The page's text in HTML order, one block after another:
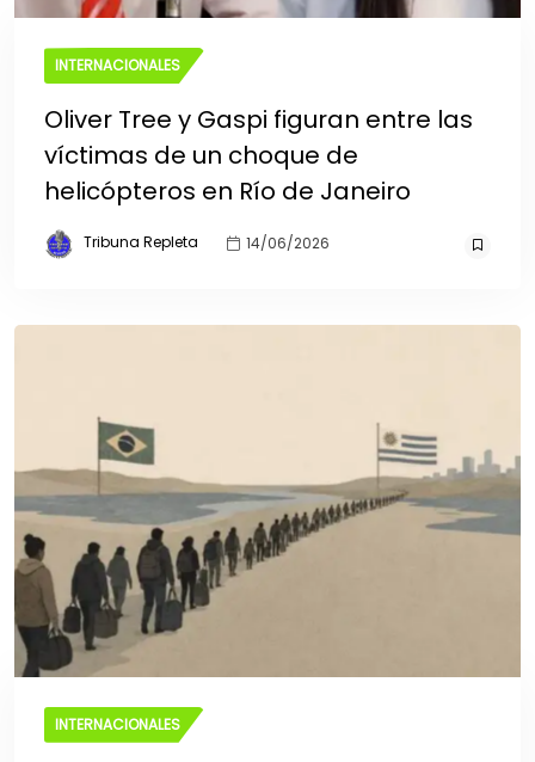
INTERNACIONALES
Oliver Tree y Gaspi figuran entre las
víctimas de un choque de
helicópteros en Río de Janeiro
Tribuna Repleta 14/06/2026
INTERNACIONALES